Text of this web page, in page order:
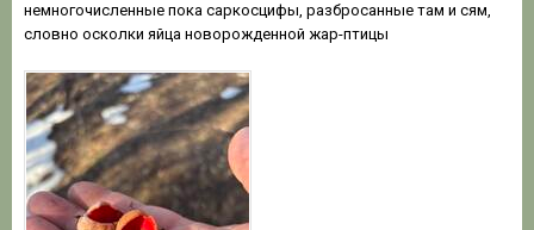
немногочисленные пока саркосцифы, разбросанные там и сям,
словно осколки яйца новорожденной жар-птицы